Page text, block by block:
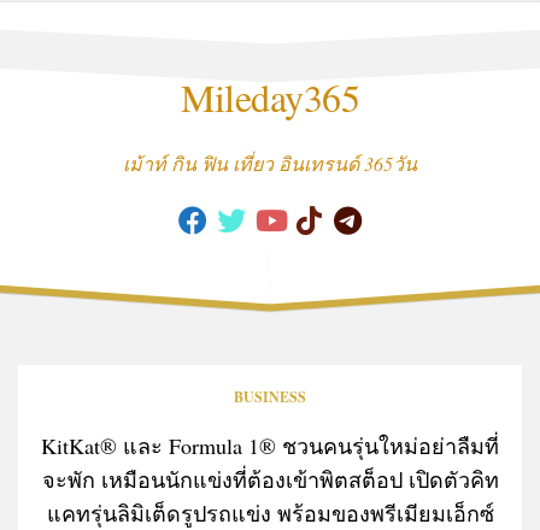
Mileday365
เม้าท์ กิน ฟิน เที่ยว อินเทรนด์ 365วัน
BUSINESS
KitKat® และ Formula 1® ชวนคนรุ่นใหม่อย่าลืมที่
จะพัก เหมือนนักแข่งที่ต้องเข้าพิตสต็อป เปิดตัวคิท
แคทรุ่นลิมิเต็ดรูปรถแข่ง พร้อมของพรีเมียมเอ็กซ์